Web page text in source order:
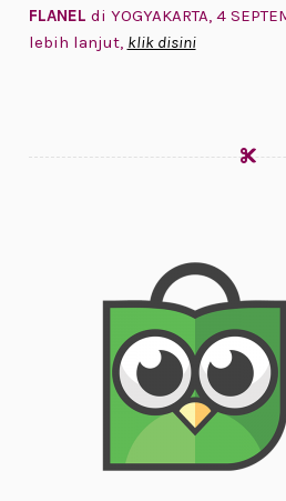
FLANEL di YOGYAKARTA, 4
lebih lanjut, klik disini